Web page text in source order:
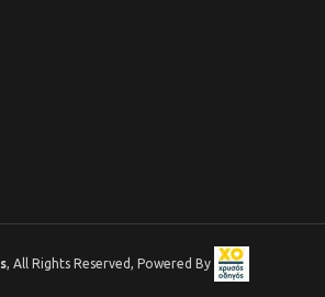
, All Rights Reserved, Powered By